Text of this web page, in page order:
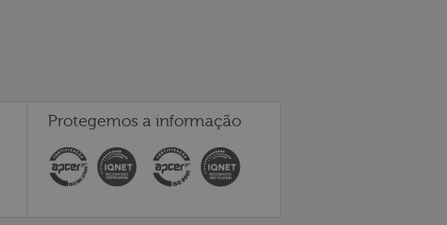
Protegemos a informação